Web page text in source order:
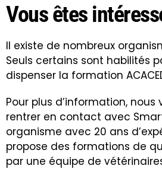
Vous êtes
Il existe de nombreux
Seuls certains sont habilités
dispenser la formation
Pour plus d’information, nous
rentrer en contact avec
organisme avec 20 ans
propose des formations de
par une équipe de